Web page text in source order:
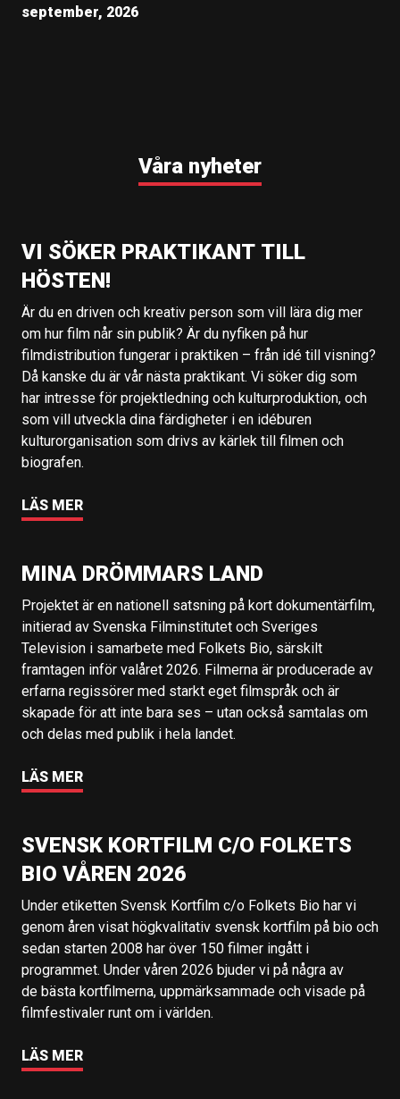
september, 2026
Våra nyheter
VI SÖKER PRAKTIKANT TILL
HÖSTEN!
Är du en driven och kreativ person som vill lära dig mer
om hur film når sin publik? Är du nyfiken på hur
filmdistribution fungerar i praktiken – från idé till visning?
Då kanske du är vår nästa praktikant. Vi söker dig som
har intresse för projektledning och kulturproduktion, och
som vill utveckla dina färdigheter i en idéburen
kulturorganisation som drivs av kärlek till filmen och
biografen.
LÄS MER
MINA DRÖMMARS LAND
Projektet är en nationell satsning på kort dokumentärfilm,
initierad av Svenska Filminstitutet och Sveriges
Television i samarbete med Folkets Bio, särskilt
framtagen inför valåret 2026. Filmerna är producerade av
erfarna regissörer med starkt eget filmspråk och är
skapade för att inte bara ses – utan också samtalas om
och delas med publik i hela landet.
LÄS MER
SVENSK KORTFILM C/O FOLKETS
BIO VÅREN 2026
Under etiketten Svensk Kortfilm c/o Folkets Bio har vi
genom åren visat högkvalitativ svensk kortfilm på bio och
sedan starten 2008 har över 150 filmer ingått i
programmet. Under våren 2026 bjuder vi på några av
de bästa kortfilmerna, uppmärksammade och visade på
filmfestivaler runt om i världen.
LÄS MER